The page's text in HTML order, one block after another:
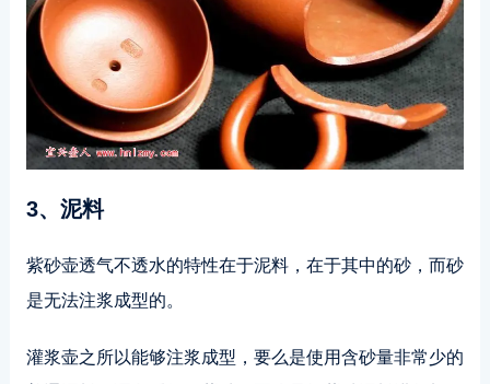
3、泥料
紫砂壶透气不透水的特性在于泥料，在于其中的砂，而砂
是无法注浆成型的。
灌浆壶之所以能够注浆成型，要么是使用含砂量非常少的